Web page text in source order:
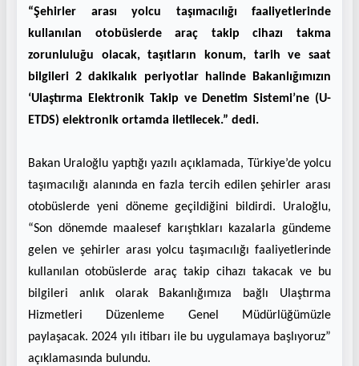
“Şehirler arası yolcu taşımacılığı faaliyetlerinde
kullanılan otobüslerde araç takip cihazı takma
zorunluluğu olacak, taşıtların konum, tarih ve saat
bilgileri 2 dakikalık periyotlar halinde Bakanlığımızın
‘Ulaştırma Elektronik Takip ve Denetim Sistemi’ne (U-
ETDS) elektronik ortamda iletilecek.” dedi.
Bakan Uraloğlu yaptığı yazılı açıklamada, Türkiye’de yolcu
taşımacılığı alanında en fazla tercih edilen şehirler arası
otobüslerde yeni döneme geçildiğini bildirdi. Uraloğlu,
“Son dönemde maalesef karıştıkları kazalarla gündeme
gelen ve şehirler arası yolcu taşımacılığı faaliyetlerinde
kullanılan otobüslerde araç takip cihazı takacak ve bu
bilgileri anlık olarak Bakanlığımıza bağlı Ulaştırma
Hizmetleri Düzenleme Genel Müdürlüğümüzle
paylaşacak. 2024 yılı itibarı ile bu uygulamaya başlıyoruz”
açıklamasında bulundu.